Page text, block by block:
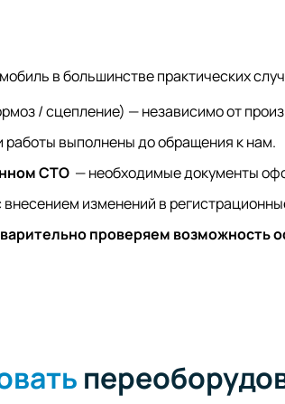
в большинстве практических
/ сцепление) — независимо от
работы выполнены до обращения к нам.
СТО — необходимые документы
внесением изменений в
проверяем возможность